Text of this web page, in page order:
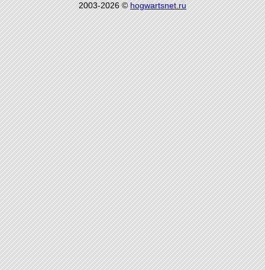
2003-2026 ©hogwartsnet.ru